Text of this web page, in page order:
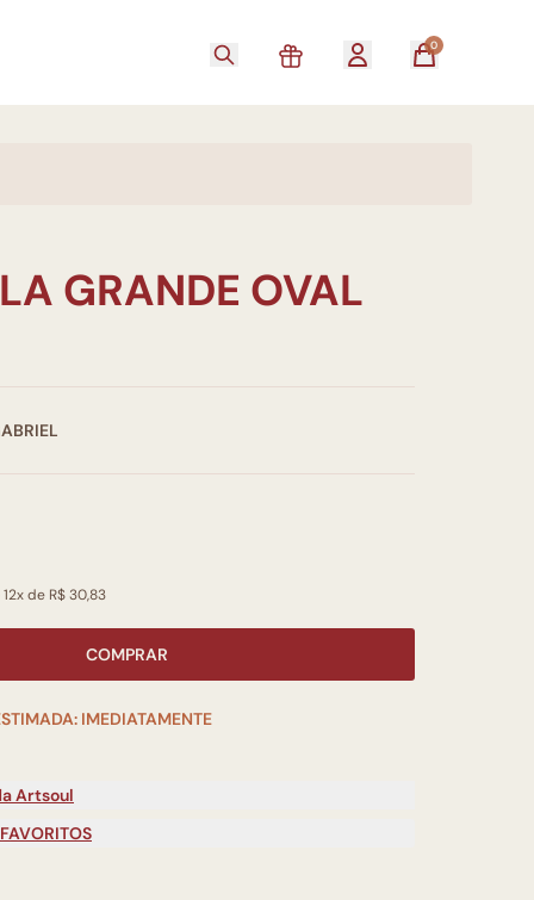
0
GRANDE OVAL
de R$ 30,83
COMPRAR
IMEDIATAMENTE
Artsoul